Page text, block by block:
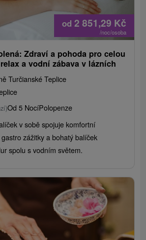
od 2 851,29 Kč
/noc/osoba
Zdraví a pohoda pro celou
a vodní zábava v lázních
Turčianské Teplice
Od 5 NocíPolopenze
v sobě spojuje komfortní
zážitky a bohatý balíček
spolu s vodním světem.